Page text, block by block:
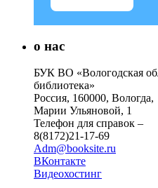
о нас
БУК ВО «Вологодская
библиотека»
Россия, 160000, Вологда,
Марии Ульяновой, 1
Телефон для справок –
8(8172)21-17-69
Adm@booksite.ru
ВКонтакте
Видеохостинг